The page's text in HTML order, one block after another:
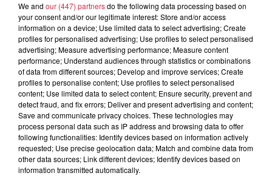
Lieu Cité fortifiée de Westhoffen (67)
Organisateur
http://www.route-chateaux-
alsace.com/tapas-et-remparts/
Tarif Gratuit
We and our (447) partnersdo the following data processing based on
your consent and/or our legitimate interest: Store and/or access
information on a device; Use limited data to select advertising; Create
profiles for personalised advertising; Use profiles to select personalised
advertising; Measure advertising performance; Measure content
performance; Understand audiences through statistics or combinations
of data from different sources; Develop and improve services; Create
profiles to personalise content; Use profiles to select personalised
content; Use limited data to select content; Ensure security, prevent and
detect fraud, and fix errors; Deliver and present advertising and content;
Save and communicate privacy choices. These technologies may
process personal data such as IP address and browsing data to offer
following functionalities: Identify devices based on information actively
requested; Use precise geolocation data; Match and combine data from
other data sources; Link different devices; Identify devices based on
information transmitted automatically.